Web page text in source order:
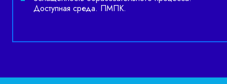
Доступная среда. ПМПК.